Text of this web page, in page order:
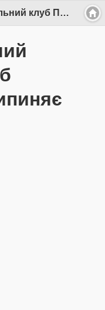
Найтитулованіший футзальний клуб Полтавщини припиняє існування